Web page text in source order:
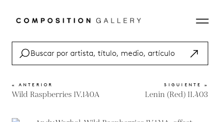
« ANTERIOR
Wild Raspberries IV.140A
SIGUIENTE »
Lenin (Red) II.403